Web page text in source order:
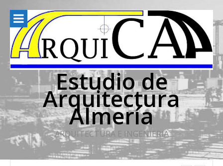
contenido
Estudio de
Arquitectura
Almería
ARQUITECTURA E INGENIERIA